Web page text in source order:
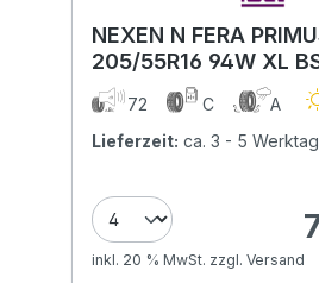
NEXEN N FERA
205/55R16 94W XL
72 C
A
Lieferzeit: ca. 3 - 5
inkl. 20 % MwSt. zzgl. Versand